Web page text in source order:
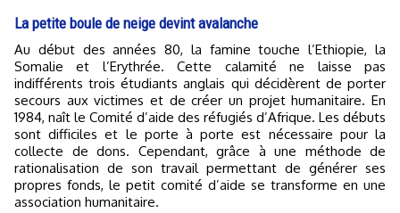
La petite boule de neige devint avalanche
Au début des années 80, la famine touche l’Ethiopie, la
Somalie et l’Erythrée. Cette calamité ne laisse pas
indifférents trois étudiants anglais qui décidèrent de porter
secours aux victimes et de créer un projet humanitaire. En
1984, naît le Comité d’aide des réfugiés d’Afrique. Les débuts
sont difficiles et le porte à porte est nécessaire pour la
collecte de dons. Cependant, grâce à une méthode de
rationalisation de son travail permettant de générer ses
propres fonds, le petit comité d’aide se transforme en une
association humanitaire.